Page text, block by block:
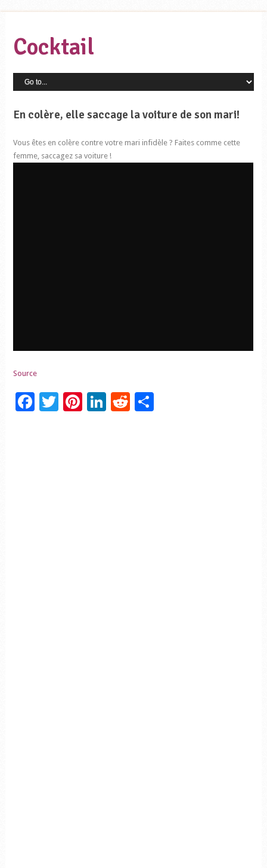
Cocktail
En colère, elle saccage la voiture de son mari!
Vous êtes en colère contre votre mari infidèle ? Faites comme cette
femme, saccagez sa voiture !
Source
Facebook
Twitter
Pinterest
LinkedIn
RedditPartager